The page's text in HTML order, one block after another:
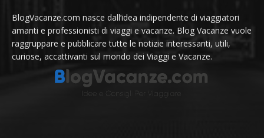
BlogVacanze.com nasce dall’idea indipendente di viaggiatori
amanti e professionisti di viaggi e vacanze. Blog Vacanze vuole
raggruppare e pubblicare tutte le notizie interessanti, utili,
curiose, accattivanti sul mondo dei Viaggi e Vacanze.